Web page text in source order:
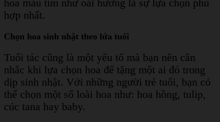
hoa màu tím như oải hương là sự lựa chọn phù
hợp nhất.
Chọn hoa sinh nhật theo lứa tuổi
Tuổi tác cũng là một yếu tố mà bạn nên cân
nhắc khi lựa chọn hoa để tặng một ai đó trong
dịp sinh nhật. Với những người trẻ tuổi, bạn có
thể chọn một số loài hoa như: hoa hồng, tulip,
cúc tana hay baby.